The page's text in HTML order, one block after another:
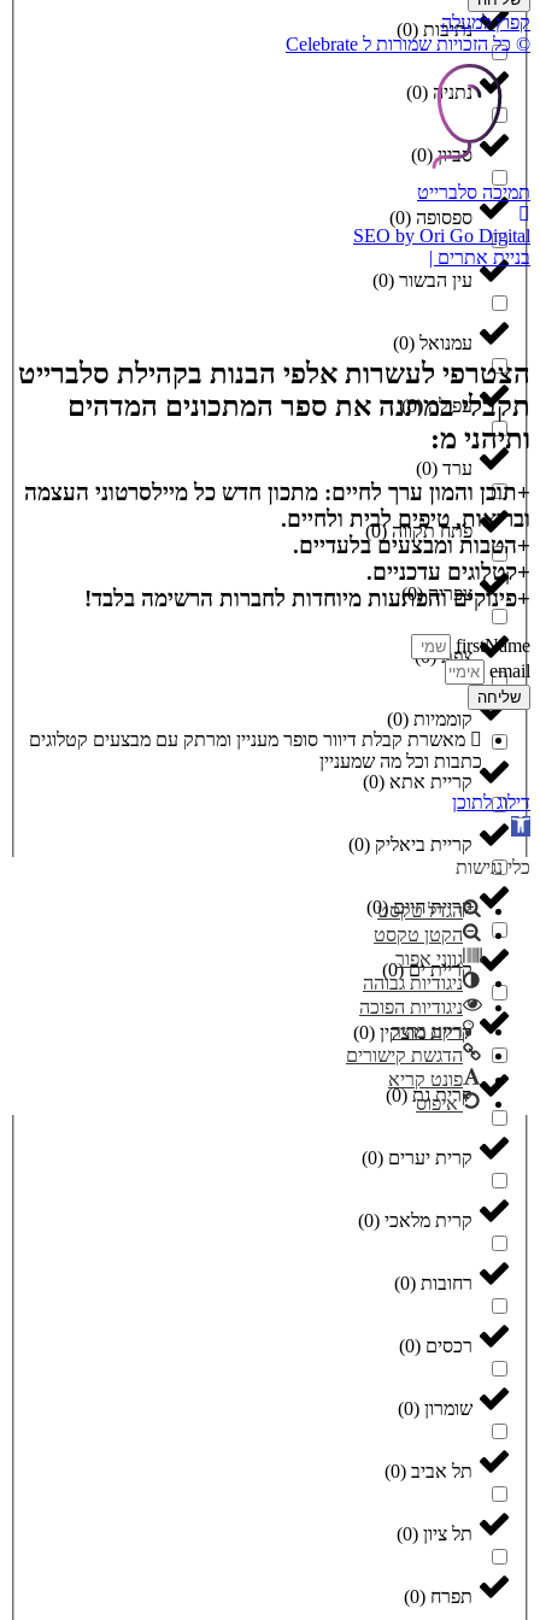
נתיבות (
0
)
נתניה (
0
)
סביון(
0
)
ספסופה (
0
)
עין הבשור (
0
)
עמנואל (
0
)
עפולה(
0
)
ערד (
0
)
פתח תקווה (
0
)
צפריה(
0
)
צפת(
0
)
קוממיות (
0
)
קריית אתא (
0
)
קריית ביאליק (
0
)
קריית חיים(
0
)
קריית ים(
0
)
קריית מוצקין (
0
)
קרית גת(
0
)
קרית יערים (
0
)
קרית מלאכי (
0
)
רחובות (
0
)
רכסים (
0
)
שומרון (
0
)
תל אביב (
0
)
תל ציון (
0
)
תפרח (
0
)
קפוץ למעלה
© כל הזכויות שמורות ל Celebrate
תמיכה סלברייט
SEO by Ori Go Digital
בניית אתרים |
הצטרפי לעשרות אלפי הבנות בקהילת סלברייט
תקבלי במתנה את ספר המתכונים המדהים
ותיהני מ:
+תוכן והמון ערך לחיים: מתכון חדש כל מיילסרטוני העצמה
ובריאות, טיפים לבית ולחיים.
+הטבות ומבצעים בלעדיים.
+קטלוגים עדכניים.
+פינוקים והפתעות מיוחדות לחברות הרשימה בלבד!
firstName
email
שליחה
מאשרת קבלת דיוור סופר מעניין ומרתק עם מבצעים קטלוגים
כתבות וכל מה שמעניין
דילוג לתוכן
פתח סרגל נגישות
כלי נגישות
הגדל טקסט
הקטן טקסט
גווני אפור
ניגודיות גבוהה
ניגודיות הפוכה
רקע בהיר
הדגשת קישורים
פונט קריא
איפוס